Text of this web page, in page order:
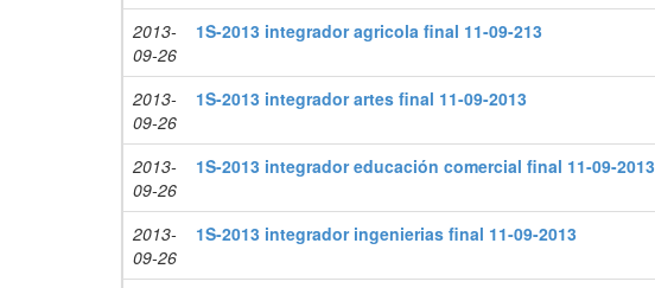
2013-
09-26
1S-2013 integrador agricola final 11-09-213
2013-
09-26
1S-2013 integrador artes final 11-09-2013
2013-
09-26
1S-2013 integrador educación comercial final 11-09-2013
2013-
09-26
1S-2013 integrador ingenierias final 11-09-2013